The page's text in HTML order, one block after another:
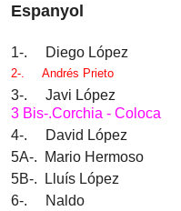
Espanyol
1-. Diego López
2-. Andrés Prieto
3-. Javi López
3 Bis-.Corchia - Coloca
4-. David López
5A-. Mario Hermoso
5B-. Lluís López
6-. Naldo